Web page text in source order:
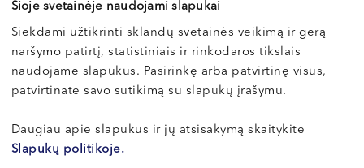
Šioje svetainėje naudojami slapukai
Siekdami užtikrinti sklandų svetainės veikimą ir gerą
naršymo patirtį, statistiniais ir rinkodaros tikslais
naudojame slapukus. Pasirinkę arba patvirtinę visus,
patvirtinate savo sutikimą su slapukų įrašymu.
Daugiau apie slapukus ir jų atsisakymą skaitykite
Slapukų politikoje.
Э-РЕГИСТРАЦИЯ
О здоровье
Коррекция оттопыренных ушей